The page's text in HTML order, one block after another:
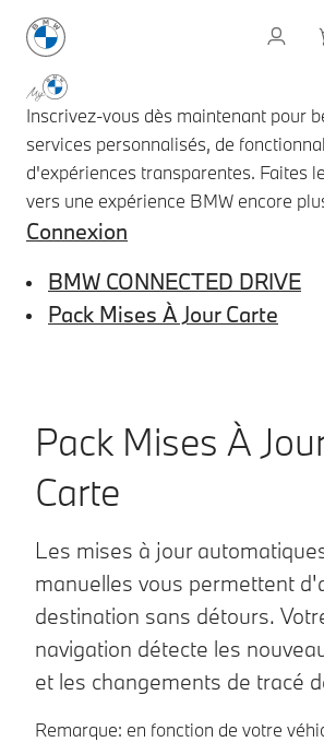
Inscrivez-vous dès maintenant pour
services personnalisés, de
d'expériences transparentes. Faites
vers une expérience BMW encore
Connexion
BMW CONNECTED DRIVE
Pack Mises À Jour Carte
Pack Mises À
Carte
Les mises à jour
manuelles vous permettent
destination sans détours.
navigation détecte les
et les changements de tracé
Remarque: en fonction de votre